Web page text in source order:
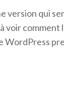
version qui
voir comment
WordPress